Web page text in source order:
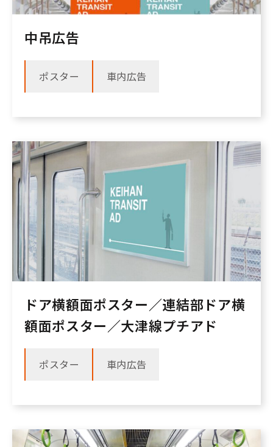
中吊広告
ポスター 車内広告
ドア横額面ポスター／連結部ドア横
額面ポスター／大津線プチアド
ポスター 車内広告